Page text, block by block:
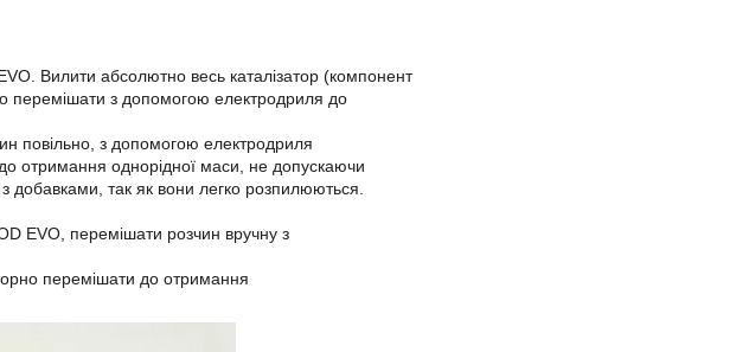
Вилити абсолютно весь каталізатор (компонент
перемішати з допомогою електродриля до
повільно, з допомогою електродриля
отримання однорідної маси, не допускаючи
добавками, так як вони легко розпилюються.
EVO, перемішати розчин вручну з
перемішати до отримання